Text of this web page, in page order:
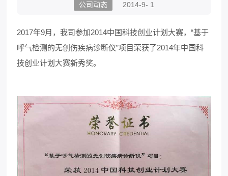
公司动态 2014-9- 1
2017年9月，我司参加2014中国科技创业计划大赛，“基于
呼气检测的无创伤疾病诊断仪”项目荣获了2014年中国科
技创业计划大赛新秀奖。